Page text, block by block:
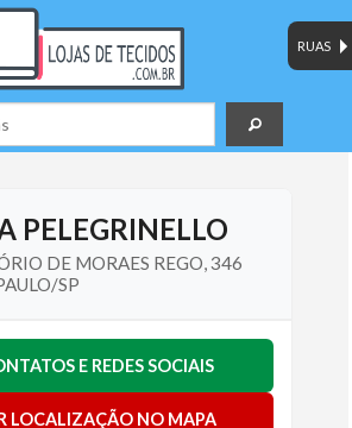
RUAS
PELEGRINELLO
DE MORAES REGO, 346
SP
E REDES SOCIAIS
LOCALIZAÇÃO NO MAPA